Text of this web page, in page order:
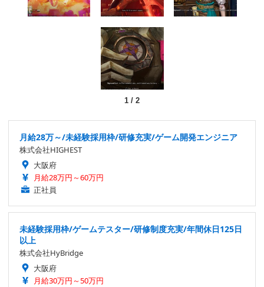
1/ 2
月給28万～/未経験採用枠/研修充実/ゲーム開発エンジニア
株式会社HIGHEST
大阪府
月給28万円～60万円
正社員
未経験採用枠/ゲームテスター/研修制度充実/年間休日125日
以上
株式会社HyBridge
大阪府
月給30万円～50万円